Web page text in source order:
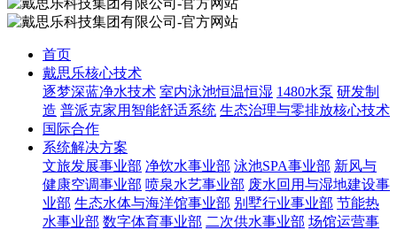
首页
戴思乐核心技术
逐梦深蓝净水技术 室内泳池恒温恒湿 1480水泵 研发制
造 普派克家用智能舒适系统 生态治理与零排放核心技术
国际合作
系统解决方案
文旅发展事业部 净饮水事业部 泳池SPA事业部 新风与
健康空调事业部 喷泉水艺事业部 废水回用与湿地建设事
业部 生态水体与海洋馆事业部 别墅行业事业部 节能热
水事业部 数字体育事业部 二次供水事业部 场馆运营事